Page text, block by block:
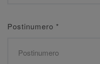
Postinumero *